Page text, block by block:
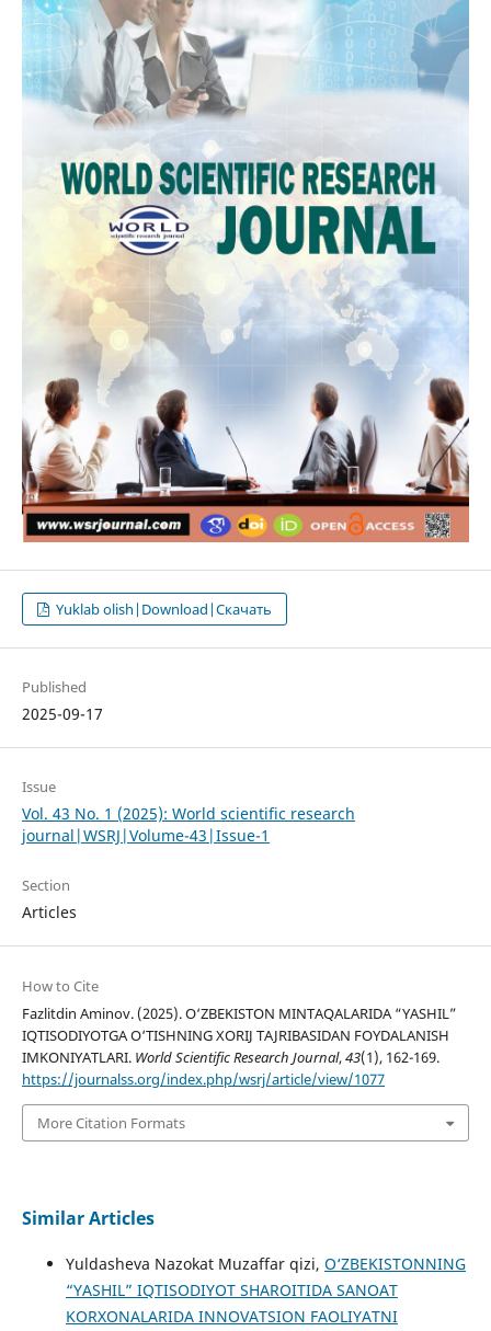
Yuklab olish|Download|Скачать
Published
2025-09-17
Issue
Vol. 43 No. 1 (2025): World scientific research
journal|WSRJ|Volume-43|Issue-1
Section
Articles
How to Cite
Fazlitdin Aminov. (2025). O‘ZBEKISTON MINTAQALARIDA “YASHIL”
IQTISODIYOTGA O‘TISHNING XORIJ TAJRIBASIDAN FOYDALANISH
IMKONIYATLARI. World Scientific Research Journal,43(1), 162-169.
https://journalss.org/index.php/wsrj/article/view/1077
More Citation Formats
Similar Articles
Yuldasheva Nazokat Muzaffar qizi, O‘ZBEKISTONNING
“YASHIL” IQTISODIYOT SHAROITIDA SANOAT
KORXONALARIDA INNOVATSION FAOLIYATNI